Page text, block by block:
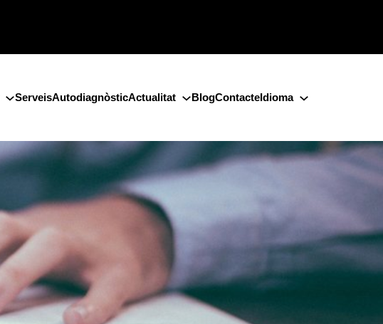
ServeisAutodiagnòsticActualitat BlogContacteIdioma